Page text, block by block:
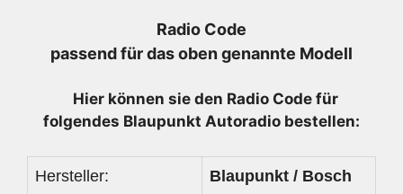
Radio Code
passend für das oben genannte Modell
Hier können sie den Radio Code für
folgendes Blaupunkt Autoradio bestellen:
Hersteller: Blaupunkt / Bosch